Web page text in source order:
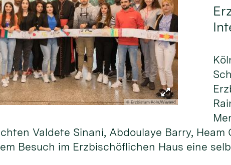
© Erzbistum Köln/Weyand
Valdete Sinani, Abdoulaye Barry,
Besuch im Erzbischöflichen Haus eine